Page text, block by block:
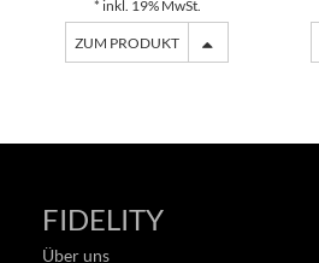
* inkl. 19% MwSt.
ZUM PRODUKT
FIDELITY
Über uns